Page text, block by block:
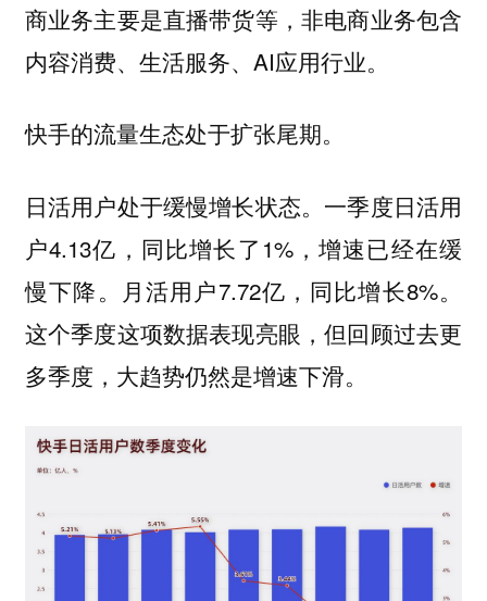
商业务主要是直播带货等，非电商业务包含
内容消费、生活服务、AI应用行业。
快手的流量生态处于扩张尾期。
日活用户处于缓慢增长状态。一季度日活用
户4.13亿，同比增长了1%，增速已经在缓
慢下降。月活用户7.72亿，同比增长8%。
这个季度这项数据表现亮眼，但回顾过去更
多季度，大趋势仍然是增速下滑。